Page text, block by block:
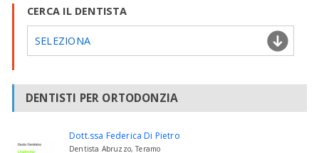
CERCA IL DENTISTA
SELEZIONA
DENTISTI PER ORTODONZIA
Dott.ssa Federica Di Pietro
Dentista Abruzzo, Teramo